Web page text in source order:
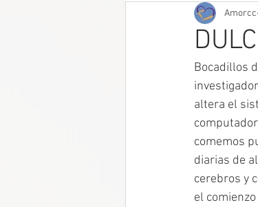
Amorcc
Bocadillos
altera el
comemos
diarias de
cerebros y
el